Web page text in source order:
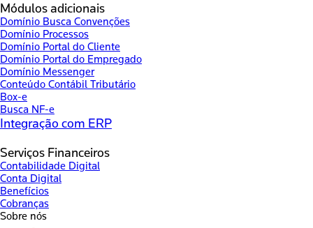
Módulos adicionais
Domínio Busca Convenções
Domínio Processos
Domínio Portal do Cliente
Domínio Portal do Empregado
Domínio Messenger
Conteúdo Contábil Tributário
Box-e
Busca NF-e
Integração com ERP
Serviços Financeiros
Contabilidade Digital
Conta Digital
Benefícios
Cobranças
Sobre nós